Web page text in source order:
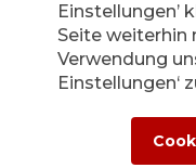
Poster
– die
Einstellungen’
Seite weiterhin
Verwendung
Einstellungen‘